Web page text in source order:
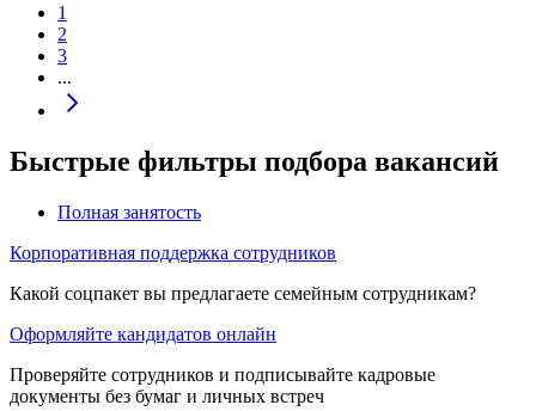
1
2
3
...
Быстрые фильтры подбора вакансий
Полная занятость
Корпоративная поддержка сотрудников
Какой соцпакет вы предлагаете семейным сотрудникам?
Оформляйте кандидатов онлайн
Проверяйте сотрудников и подписывайте кадровые
документы без бумаг и личных встреч